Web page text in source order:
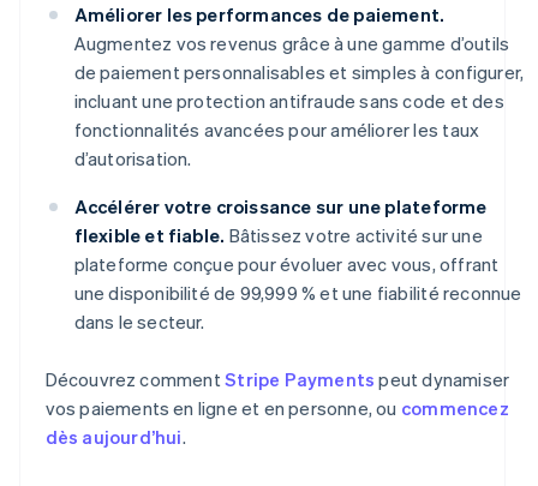
Améliorer les performances de paiement.
Augmentez vos revenus grâce à une gamme d’outils
de paiement personnalisables et simples à configurer,
incluant une protection antifraude sans code et des
fonctionnalités avancées pour améliorer les taux
d’autorisation.
Accélérer votre croissance sur une plateforme
flexible et fiable. Bâtissez votre activité sur une
plateforme conçue pour évoluer avec vous, offrant
une disponibilité de 99,999 % et une fiabilité reconnue
dans le secteur.
Découvrez commentStripe Payments peut dynamiser
vos paiements en ligne et en personne, ou commencez
dès aujourd’hui.